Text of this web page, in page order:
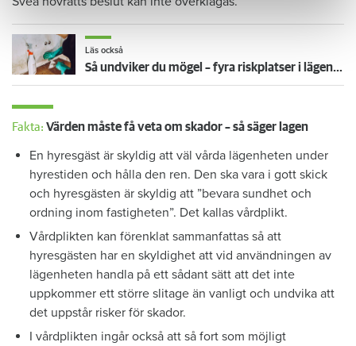
Läs också
Så undviker du mögel – fyra riskplatser i lägenheten: ”Måste städa bort”
Fakta: Värden måste få veta om skador – så säger lagen
En hyresgäst är skyldig att väl vårda lägenheten under
hyrestiden och hålla den ren. Den ska vara i gott skick
och hyresgästen är skyldig att ”bevara sundhet och
ordning inom fastigheten”. Det kallas vårdplikt.
Vårdplikten kan förenklat sammanfattas så att
hyresgästen har en skyldighet att vid användningen av
lägenheten handla på ett sådant sätt att det inte
uppkommer ett större slitage än vanligt och undvika att
det uppstår risker för skador.
I vårdplikten ingår också att så fort som möjligt